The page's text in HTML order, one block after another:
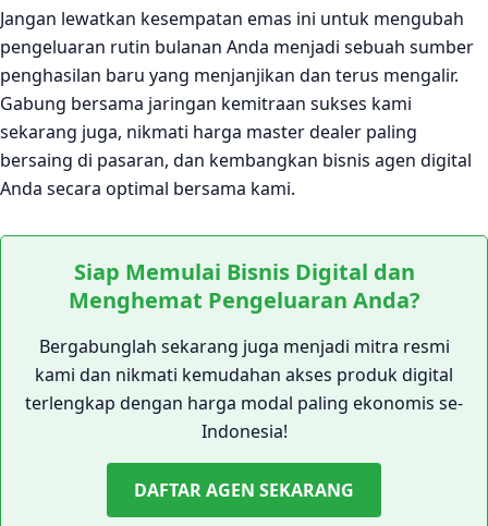
Jangan lewatkan kesempatan emas ini untuk mengubah
pengeluaran rutin bulanan Anda menjadi sebuah sumber
penghasilan baru yang menjanjikan dan terus mengalir.
Gabung bersama jaringan kemitraan sukses kami
sekarang juga, nikmati harga master dealer paling
bersaing di pasaran, dan kembangkan bisnis agen digital
Anda secara optimal bersama kami.
Siap Memulai Bisnis Digital dan
Menghemat Pengeluaran Anda?
Bergabunglah sekarang juga menjadi mitra resmi
kami dan nikmati kemudahan akses produk digital
terlengkap dengan harga modal paling ekonomis se-
Indonesia!
DAFTAR AGEN SEKARANG